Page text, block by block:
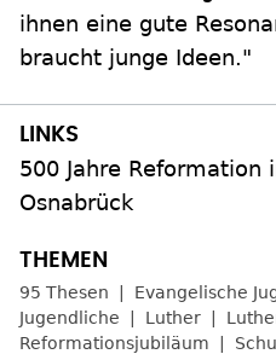
ihnen eine gute
braucht junge Ideen."
500 Jahre Reformation
Osnabrück
95 Thesen Evangelische
Jugendliche
Luther
Reformationsjubiläum